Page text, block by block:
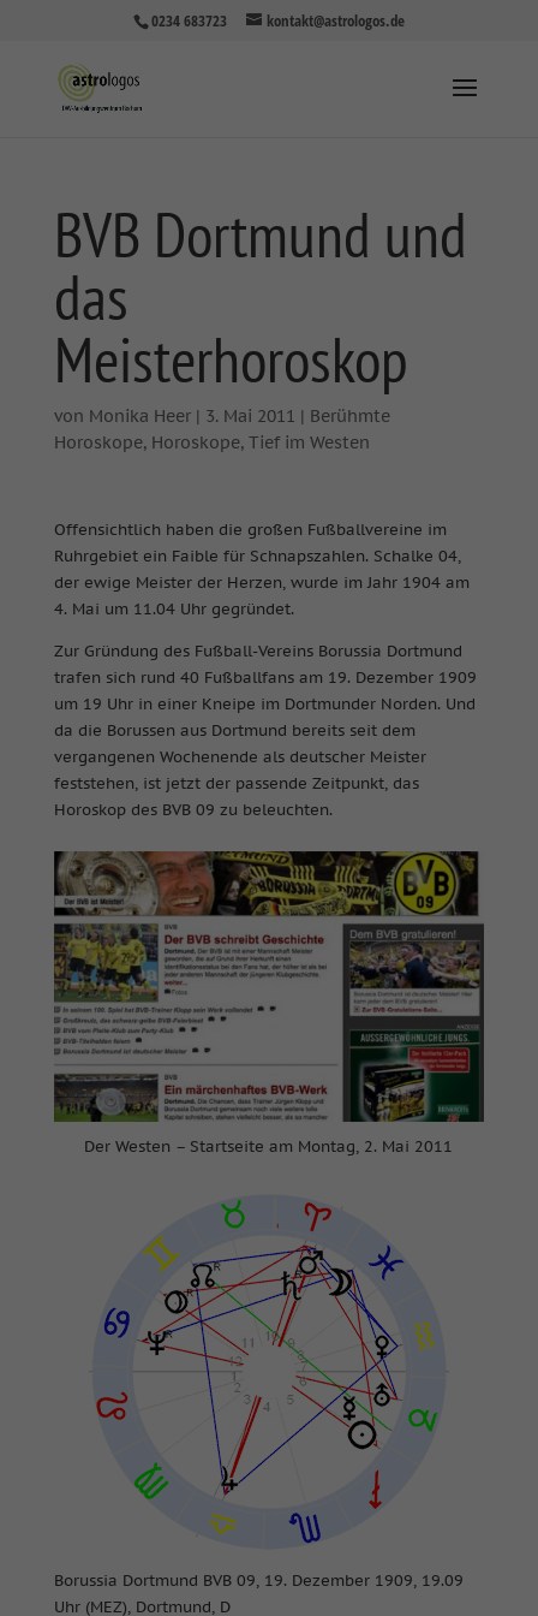
0234 683723 kontakt@astrologos.de
BVB Dortmund und
das
Meisterhoroskop
von Monika Heer| 3. Mai 2011 | Berühmte
Horoskope, Horoskope, Tief im Westen
Offensichtlich haben die großen Fußballvereine im
Ruhrgebiet ein Faible für Schnapszahlen. Schalke 04,
der ewige Meister der Herzen, wurde im Jahr 1904 am
4. Mai um 11.04 Uhr gegründet.
Zur Gründung des Fußball-Vereins Borussia Dortmund
trafen sich rund 40 Fußballfans am 19. Dezember 1909
um 19 Uhr in einer Kneipe im Dortmunder Norden. Und
da die Borussen aus Dortmund bereits seit dem
vergangenen Wochenende als deutscher Meister
feststehen, ist jetzt der passende Zeitpunkt, das
Horoskop des BVB 09 zu beleuchten.
Der Westen – Startseite am Montag, 2. Mai 2011
Borussia Dortmund BVB 09, 19. Dezember 1909, 19.09
Uhr (MEZ), Dortmund, D